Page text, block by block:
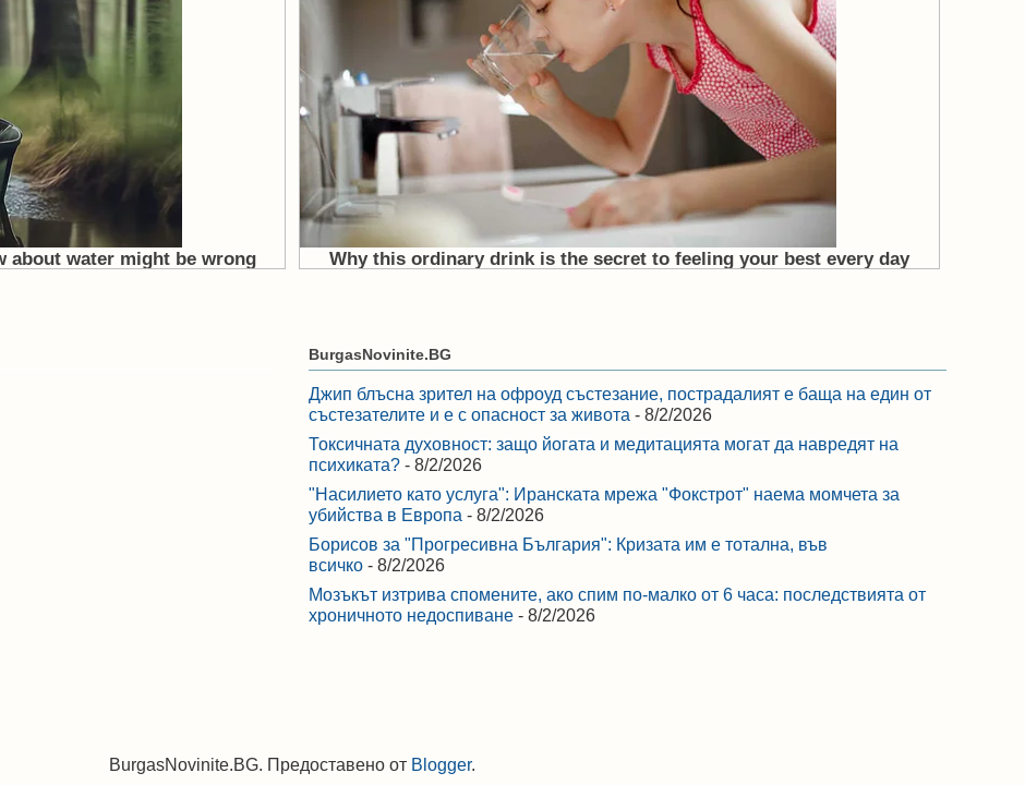
BurgasNovinite.BG
Джип блъсна зрител на офроуд състезание, пострадалият е баща на един от
състезателите и е с опасност за живота - 8/2/2026
Токсичната духовност: защо йогата и медитацията могат да навредят на
психиката? - 8/2/2026
"Насилието като услуга": Иранската мрежа "Фокстрот" наема момчета за
убийства в Европа - 8/2/2026
Борисов за "Прогресивна България": Кризата им е тотална, във
всичко - 8/2/2026
Мозъкът изтрива спомените, ако спим по-малко от 6 часа: последствията от
хроничното недоспиване - 8/2/2026
BurgasNovinite.BG. Предоставено от Blogger.